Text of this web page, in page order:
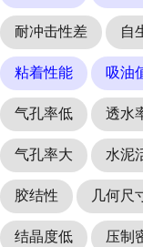
耐冲击性差 自
粘着性能 吸油
气孔率低 透水
气孔率大 水泥
胶结性 几何尺
结晶度低 压制